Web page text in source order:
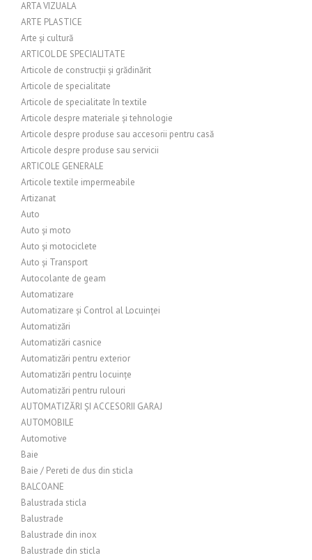
ARTA VIZUALA
ARTE PLASTICE
Arte și cultură
ARTICOL DE SPECIALITATE
Articole de construcții și grădinărit
Articole de specialitate
Articole de specialitate în textile
Articole despre materiale și tehnologie
Articole despre produse sau accesorii pentru casă
Articole despre produse sau servicii
ARTICOLE GENERALE
Articole textile impermeabile
Artizanat
Auto
Auto și moto
Auto și motociclete
Auto și Transport
Autocolante de geam
Automatizare
Automatizare și Control al Locuinței
Automatizări
Automatizări casnice
Automatizări pentru exterior
Automatizări pentru locuințe
Automatizări pentru rulouri
AUTOMATIZĂRI ȘI ACCESORII GARAJ
AUTOMOBILE
Automotive
Baie
Baie / Pereti de dus din sticla
BALCOANE
Balustrada sticla
Balustrade
Balustrade din inox
Balustrade din sticla